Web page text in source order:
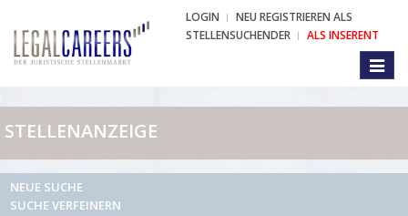
LOGIN
NEU REGISTRIEREN ALS
STELLENSUCHENDER
ALS INSERENT
STELLENANZEIGE
NEUE SUCHE
SUCHE VERFEINERN